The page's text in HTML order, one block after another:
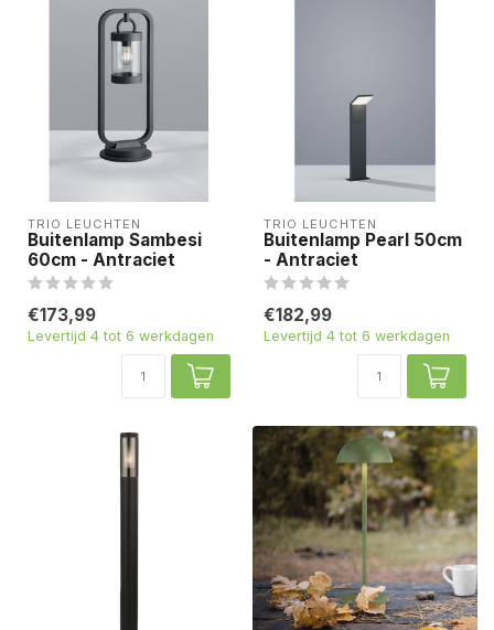
TRIO LEUCHTEN
Buitenlamp Sambesi
60cm - Antraciet
€173,99
Levertijd 4 tot 6 werkdagen
TRIO LEUCHTEN
Buitenlamp Pearl 50cm
- Antraciet
€182,99
Levertijd 4 tot 6 werkdagen